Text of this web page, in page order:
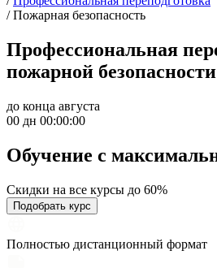
/ Пожарная безопасность
Профессиональная
пожарной
до конца августа
00 дн 00:00:00
Обучение с
Скидки на все курсы до 60%
Подобрать курс
Полностью дистанционный формат